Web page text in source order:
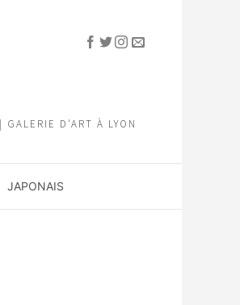
D'ART À LYON
JAPONAIS